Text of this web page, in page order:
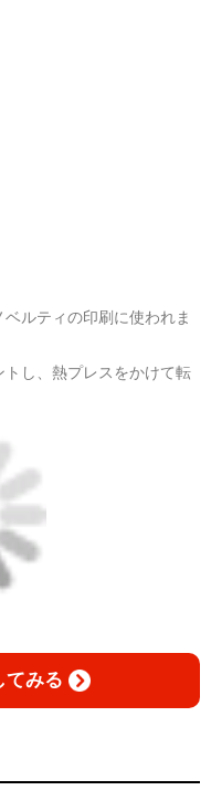
リカゼタケル
版>
カゼタケル
グ
タケル
絵ver.>
＿＿＿＿＿
版>
ゼタケル
ルティの印刷に使われま
し、熱プレスをかけて転
てみる